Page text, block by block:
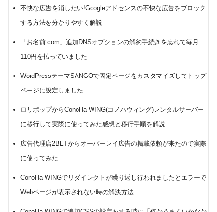
不快な広告を消したい!Googleアドセンスの不快な広告をブロック
する方法を分かりやすく解説
「お名前.com」追加DNSオプションの解約手続きを忘れて毎月
110円を払っていました
WordPressテーマSANGOで固定ページをカスタマイズしてトップ
ページに設定しました
ロリポップからConoHa WING(コノハウィング)レンタルサーバー
に移行して実際に使ってみた感想と移行手順を解説
広告代理店2BETからオーバーレイ広告の掲載依頼が来たので実際
に使ってみた
ConoHa WINGでリダイレクトが繰り返し行われましたとエラーで
Webページが表示されない時の解決方法